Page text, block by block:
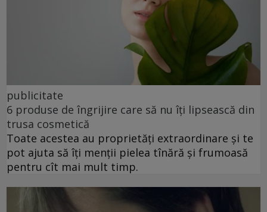
publicitate
6 produse de îngrijire care să nu îți lipsească din
trusa cosmetică
Toate acestea au proprietăți extraordinare și te
pot ajuta să îți menții pielea tînără și frumoasă
pentru cît mai mult timp.